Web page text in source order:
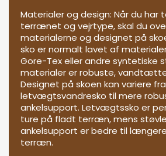
Materialer og design: Når du
terrænet og vejrtype, skal du
materialerne og designet på
sko er normalt lavet af
Gore-Tex eller andre syntetiske
materialer er robuste,
Designet på skoen kan variere fra
letvægtsvandresko til mere
ankelsupport. Letvægtssko er
ture på fladt terræn, mens
ankelsupport er bedre til
terræn.